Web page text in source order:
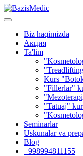
Biz haqimizda
Акция
Ta'lim
Kurs
"Fillerlar"
"Tatuaj"
Seminarlar
Uskunalar va
Blog
+998994811155